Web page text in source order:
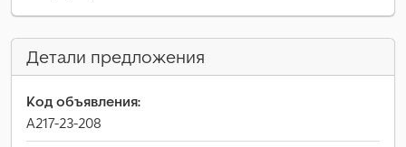
Детали предложения
Код объявления:
A217-23-208